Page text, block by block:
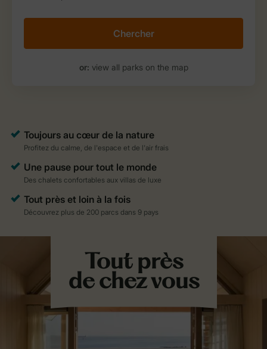
Chercher
or: view all parks on the map